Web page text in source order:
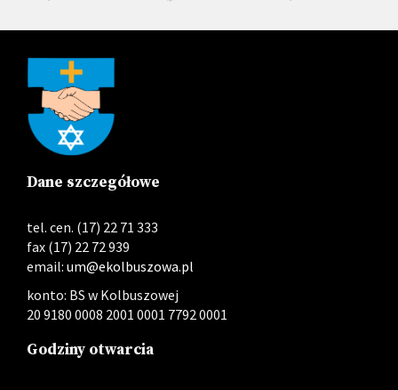
Dane szczegółowe
tel. cen. (17) 22 71 333
fax (17) 22 72 939
email: um@ekolbuszowa.pl
konto: BS w Kolbuszowej
20 9180 0008 2001 0001 7792 0001
Godziny otwarcia